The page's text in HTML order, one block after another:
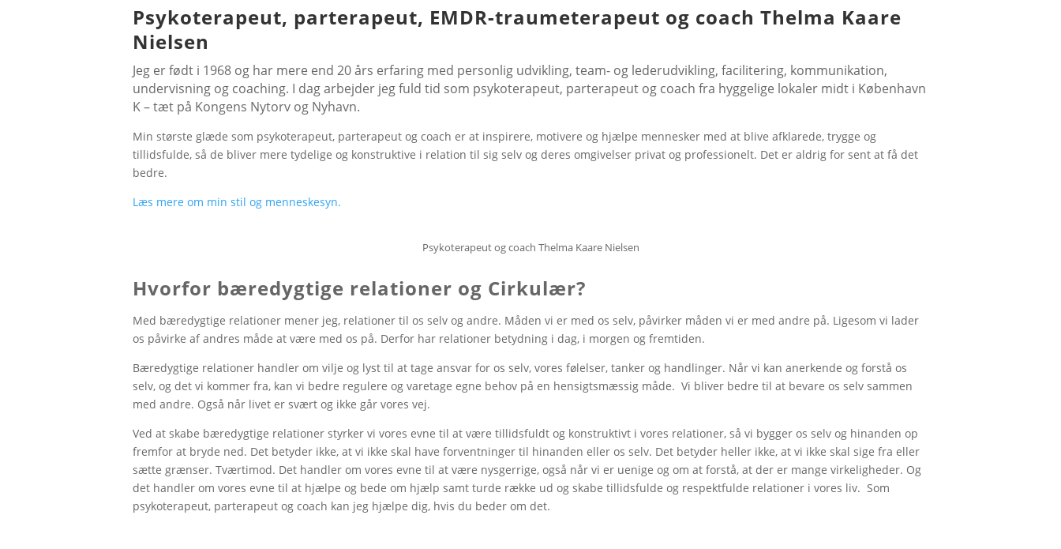
Psykoterapeut, parterapeut, EMDR-traumeterapeut og coach Thelma Kaare
Nielsen
Jeg er født i 1968 og har mere end 20 års erfaring med personlig udvikling, team- og lederudvikling, facilitering, kommunikation,
undervisning og coaching. I dag arbejder jeg fuld tid som psykoterapeut, parterapeut og coach fra hyggelige lokaler midt i København
K – tæt på Kongens Nytorv og Nyhavn.
Min største glæde som psykoterapeut, parterapeut og coach er at inspirere, motivere og hjælpe mennesker med at blive afklarede, trygge og
tillidsfulde, så de bliver mere tydelige og konstruktive i relation til sig selv og deres omgivelser privat og professionelt. Det er aldrig for sent at få det
bedre.
Læs mere om min stil og menneskesyn.
Psykoterapeut og coach Thelma Kaare Nielsen
Hvorfor bæredygtige relationer og Cirkulær?
Med bæredygtige relationer mener jeg, relationer til os selv og andre. Måden vi er med os selv, påvirker måden vi er med andre på. Ligesom vi lader
os påvirke af andres måde at være med os på. Derfor har relationer betydning i dag, i morgen og fremtiden.
Bæredygtige relationer handler om vilje og lyst til at tage ansvar for os selv, vores følelser, tanker og handlinger. Når vi kan anerkende og forstå os
selv, og det vi kommer fra, kan vi bedre regulere og varetage egne behov på en hensigtsmæssig måde. Vi bliver bedre til at bevare os selv sammen
med andre. Også når livet er svært og ikke går vores vej.
Ved at skabe bæredygtige relationer styrker vi vores evne til at være tillidsfuldt og konstruktivt i vores relationer, så vi bygger os selv og hinanden op
fremfor at bryde ned. Det betyder ikke, at vi ikke skal have forventninger til hinanden eller os selv. Det betyder heller ikke, at vi ikke skal sige fra eller
sætte grænser. Tværtimod. Det handler om vores evne til at være nysgerrige, også når vi er uenige og om at forstå, at der er mange virkeligheder. Og
det handler om vores evne til at hjælpe og bede om hjælp samt turde række ud og skabe tillidsfulde og respektfulde relationer i vores liv. Som
psykoterapeut, parterapeut og coach kan jeg hjælpe dig, hvis du beder om det.